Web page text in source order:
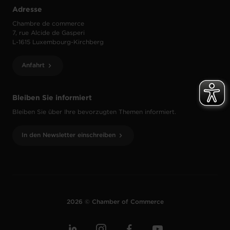
Bleiben Sie informiert
Bleiben Sie über Ihre bevorzugten Themen informiert.
In den Newsletter einschreiben
Adresse
Chambre de commerce
7, rue Alcide de Gasperi
L-1615 Luxembourg-Kirchberg
Anfahrt
2026 © Chamber of Commerce